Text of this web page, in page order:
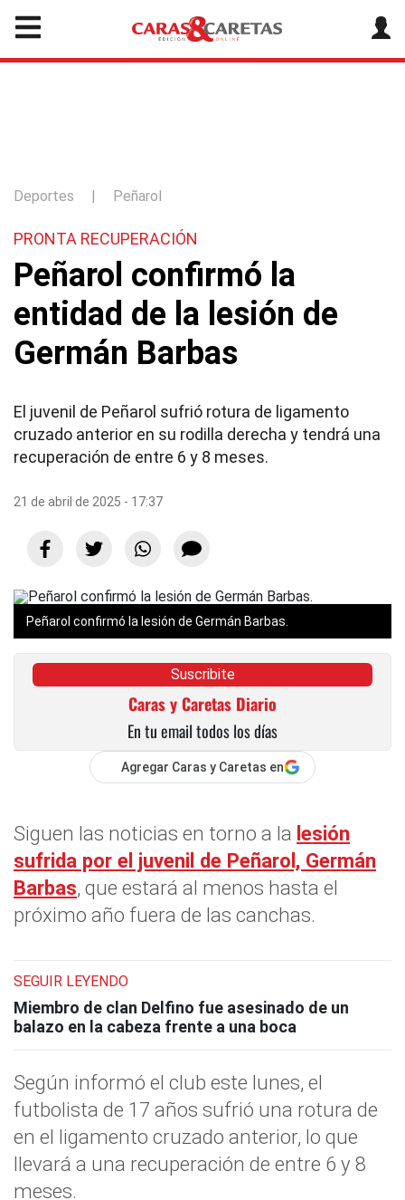
Deportes | Peñarol
PRONTA RECUPERACIÓN
Peñarol confirmó la
entidad de la lesión de
Germán Barbas
El juvenil de Peñarol sufrió rotura de ligamento
cruzado anterior en su rodilla derecha y tendrá una
recuperación de entre 6 y 8 meses.
21 de abril de 2025 - 17:37
Peñarol confirmó la lesión de Germán Barbas.
Suscribite
Caras y Caretas Diario
En tu email todos los días
Agregar Caras y Caretas en
Siguen las noticias en torno a la lesión
sufrida por el juvenil de Peñarol, Germán
Barbas, que estará al menos hasta el
próximo año fuera de las canchas.
SEGUIR LEYENDO
Miembro de clan Delfino fue asesinado de un
balazo en la cabeza frente a una boca
Según informó el club este lunes, el
futbolista de 17 años sufrió una rotura de
en el ligamento cruzado anterior, lo que
llevará a una recuperación de entre 6 y 8
meses.